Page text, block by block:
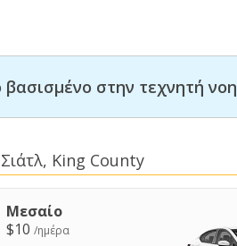
βασισμένο στην τεχνητή
King County
Μεσαίο
$10/ημέρα